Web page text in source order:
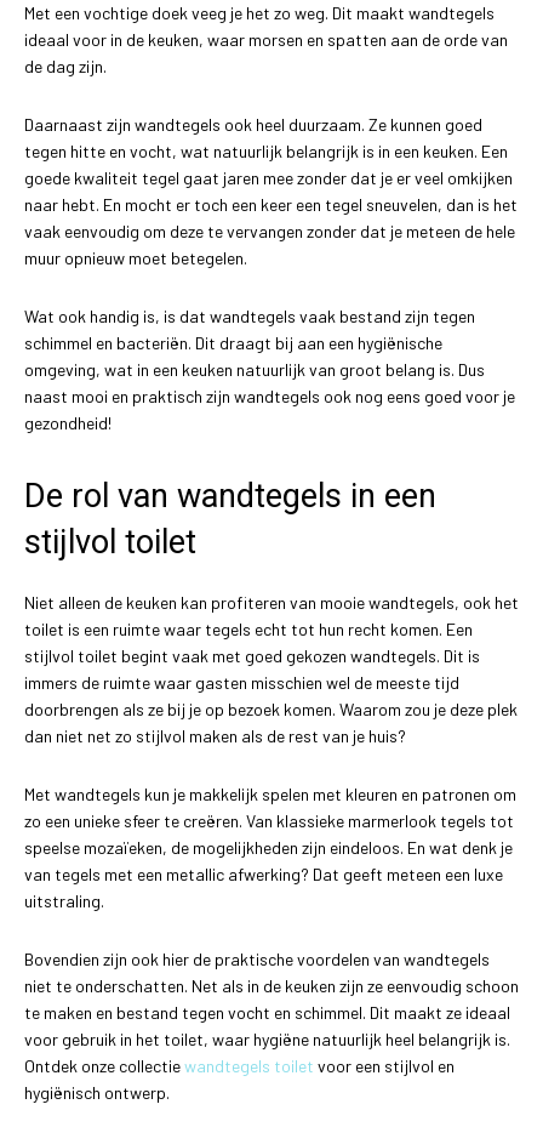
Met een vochtige doek veeg je het zo weg. Dit maakt wandtegels
ideaal voor in de keuken, waar morsen en spatten aan de orde van
de dag zijn.
Daarnaast zijn wandtegels ook heel duurzaam. Ze kunnen goed
tegen hitte en vocht, wat natuurlijk belangrijk is in een keuken. Een
goede kwaliteit tegel gaat jaren mee zonder dat je er veel omkijken
naar hebt. En mocht er toch een keer een tegel sneuvelen, dan is het
vaak eenvoudig om deze te vervangen zonder dat je meteen de hele
muur opnieuw moet betegelen.
Wat ook handig is, is dat wandtegels vaak bestand zijn tegen
schimmel en bacteriën. Dit draagt bij aan een hygiënische
omgeving, wat in een keuken natuurlijk van groot belang is. Dus
naast mooi en praktisch zijn wandtegels ook nog eens goed voor je
gezondheid!
De rol van wandtegels in een
stijlvol toilet
Niet alleen de keuken kan profiteren van mooie wandtegels, ook het
toilet is een ruimte waar tegels echt tot hun recht komen. Een
stijlvol toilet begint vaak met goed gekozen wandtegels. Dit is
immers de ruimte waar gasten misschien wel de meeste tijd
doorbrengen als ze bij je op bezoek komen. Waarom zou je deze plek
dan niet net zo stijlvol maken als de rest van je huis?
Met wandtegels kun je makkelijk spelen met kleuren en patronen om
zo een unieke sfeer te creëren. Van klassieke marmerlook tegels tot
speelse mozaïeken, de mogelijkheden zijn eindeloos. En wat denk je
van tegels met een metallic afwerking? Dat geeft meteen een luxe
uitstraling.
Bovendien zijn ook hier de praktische voordelen van wandtegels
niet te onderschatten. Net als in de keuken zijn ze eenvoudig schoon
te maken en bestand tegen vocht en schimmel. Dit maakt ze ideaal
voor gebruik in het toilet, waar hygiëne natuurlijk heel belangrijk is.
Ontdek onze collectiewandtegels toilet voor een stijlvol en
hygiënisch ontwerp.